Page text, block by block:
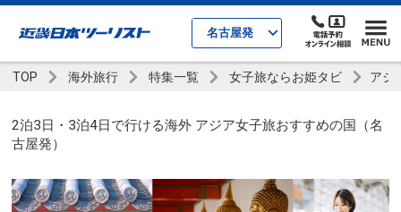
名古屋発
TOP 海外旅行 特集一覧 女子旅ならお姫タビ アジ
2泊3日・3泊4日で行ける海外 アジア女子旅おすすめの国（名
古屋発）